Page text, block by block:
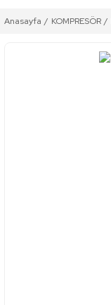
Anasayfa KOMPRESÖR